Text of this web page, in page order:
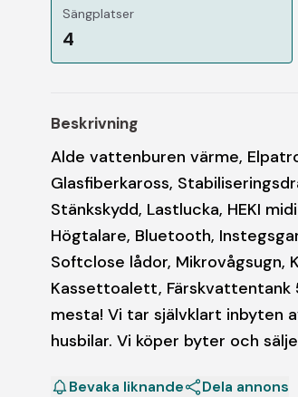
Sängplatser
4
Beskrivning
Alde vattenburen värme,
Glasfiberkaross,
Stänkskydd, Lastlucka, HEKI
Högtalare, Bluetooth,
Softclose lådor, Mikrovågsugn,
Kassettoalett, Färskvattentank
mesta! Vi tar självklart inbyten
husbilar. Vi köper byter och
Bevaka liknande Dela annons